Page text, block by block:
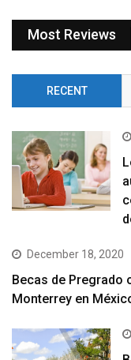
Most Reviews
RECENT
December 18, 2020
Becas de Pregrado
Monterrey en